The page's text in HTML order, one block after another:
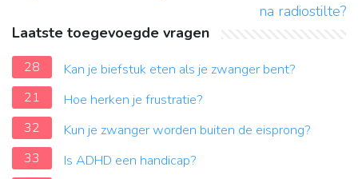
na radiostilte?
Laatste toegevoegde vragen
28
Kan je biefstuk eten als je zwanger bent?
21
Hoe herken je frustratie?
32
Kun je zwanger worden buiten de eisprong?
33
Is ADHD een handicap?